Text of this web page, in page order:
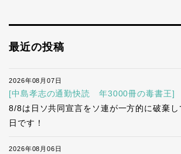
最近の投稿
2026年08月07日
[中島孝志の通勤快読 年3000冊の毒書王]
8/8は日ソ共同宣言をソ連が一方的に破棄
日です！
2026年08月06日